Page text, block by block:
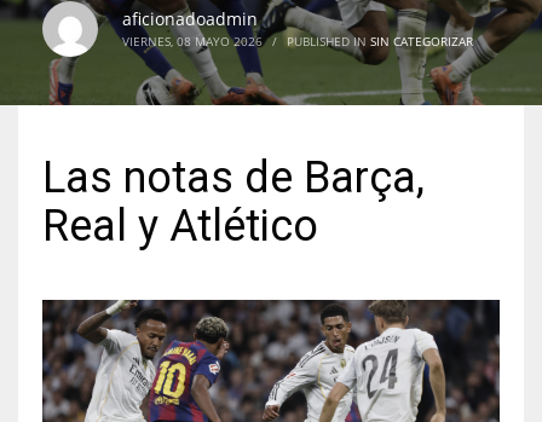
NYJ
aficionadoadmin
VIERNES, 08 MAYO 2026 / PUBLISHED IN SIN CATEGORIZAR
Las notas de Barça,
Real y Atlético